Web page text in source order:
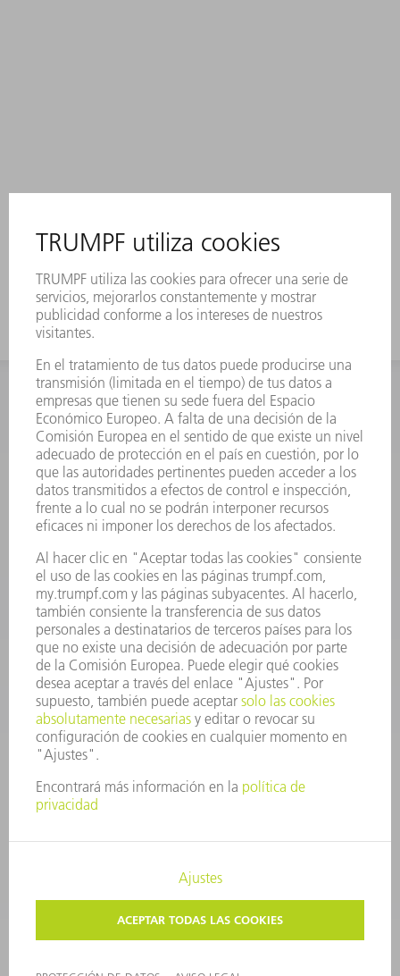
INFORMACIÓN
Preguntas más frecuentes
Condiciones generales de venta
CONTACTO
Departamento de Repuestos
+34 91 657 36 70
Viernes de 8h – 17h
repuestos@es.trumpf.com
CONTACTO
Departamento de Utillaje
+34 91 657 36 69
Lunes a Jueves de 8h – 18h
Viernes de 8h – 17h
utillaje@trumpf.com
AVISO LEGAL
PROTECCIÓN DE DATOS
COPYRIGHT Y MARCA REGISTRADA
CONDICIONES DE USO